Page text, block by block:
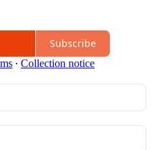
Subscribe
∙ Collection notice